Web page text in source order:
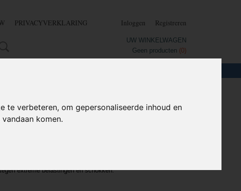
verbeteren, om gepersonaliseerde inhoud en
komen.
PRIVACYVERKLARING Inloggen Registreren
UW WINKELWAGEN
Geen producten (0)
extreme belastingen en schokken.